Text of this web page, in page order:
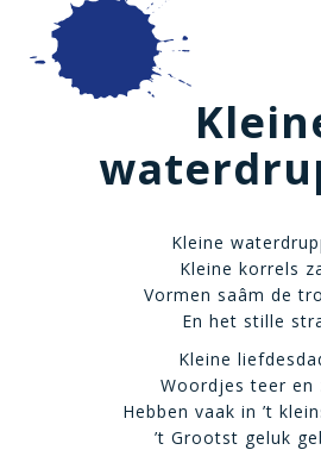
Kleine
Kleine korrels
Vormen saâm de
En het stille
Kleine
Woordjes teer en
Hebben vaak in ’t
’t Grootst geluk